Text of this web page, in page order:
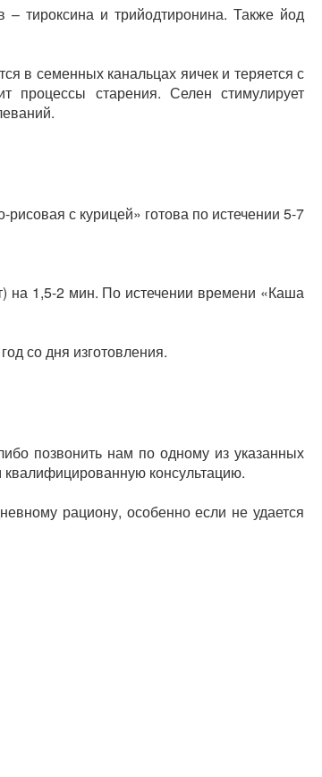
– тироксина и трийодтиронина. Также йод
в семенных канальцах яичек и теряется с
процессы старения. Селен стимулирует
с курицей» готова по истечении 5-7
на 1,5-2 мин. По истечении времени «Каша
со дня изготовления.
позвонить нам по одному из указанных
консультацию.
рациону, особенно если не удается